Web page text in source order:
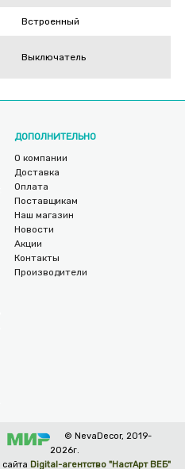
Встроенный
Выключатель
ДОПОЛНИТЕЛЬНО
О компании
Доставка
Оплата
Поставщикам
Наш магазин
Новости
Акции
Контакты
Производители
© NevaDecor, 2019-
2026г.
Digital-агентство "НастАрт ВЕБ"